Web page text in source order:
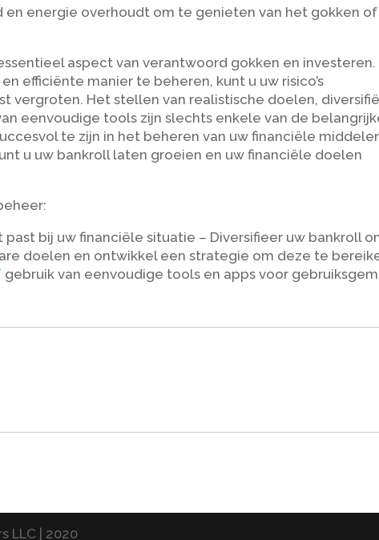
en energie overhoudt om te genieten van het gokken of
aspect van verantwoord gokken en investeren.
efficiënte manier te beheren, kunt u uw risico’s
vergroten. Het stellen van realistische doelen,
eenvoudige tools zijn slechts enkele van de
te zijn in het beheren van uw financiële
u uw bankroll laten groeien en uw financiële doelen
bij uw financiële situatie – Diversifieer uw bankroll
doelen en ontwikkel een strategie om deze te
gebruik van eenvoudige tools en apps voor
LLC | 2020